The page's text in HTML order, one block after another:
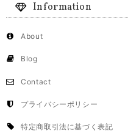
Information
About
Blog
Contact
プライバシーポリシー
特定商取引法に基づく表記